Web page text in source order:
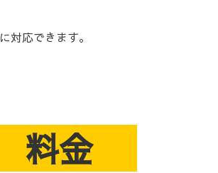
に対応できます。
料金